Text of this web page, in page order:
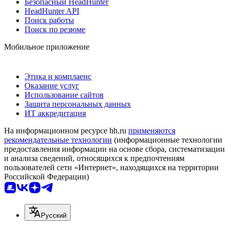
HeadHunter API
Поиск работы
Поиск по резюме
Мобильное приложение
Этика и комплаенс
Оказание услуг
Использование сайтов
Защита персональных данных
ИТ аккредитация
На информационном ресурсе hh.ru применяются
рекомендательные технологии (информационные технологии
предоставления информации на основе сбора, систематизации
и анализа сведений, относящихся к предпочтениям
пользователей сети «Интернет», находящихся на территории
Российской Федерации)
Русский